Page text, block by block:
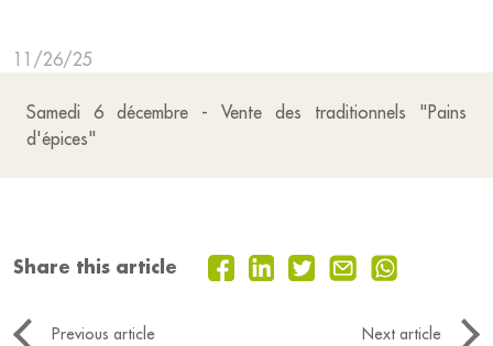
11/26/25
Samedi 6 décembre - Vente des traditionnels "Pains
d'épices"
Share this article
Previous article
Next article